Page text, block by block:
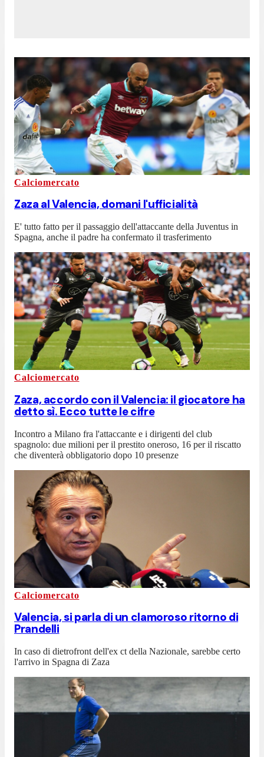
Calciomercato
Zaza al Valencia, domani l'ufficialità
E' tutto fatto per il passaggio dell'attaccante della Juventus in
Spagna, anche il padre ha confermato il trasferimento
Calciomercato
Zaza, accordo con il Valencia: il giocatore ha
detto sì. Ecco tutte le cifre
Incontro a Milano fra l'attaccante e i dirigenti del club
spagnolo: due milioni per il prestito oneroso, 16 per il riscatto
che diventerà obbligatorio dopo 10 presenze
Calciomercato
Valencia, si parla di un clamoroso ritorno di
Prandelli
In caso di dietrofront dell'ex ct della Nazionale, sarebbe certo
l'arrivo in Spagna di Zaza